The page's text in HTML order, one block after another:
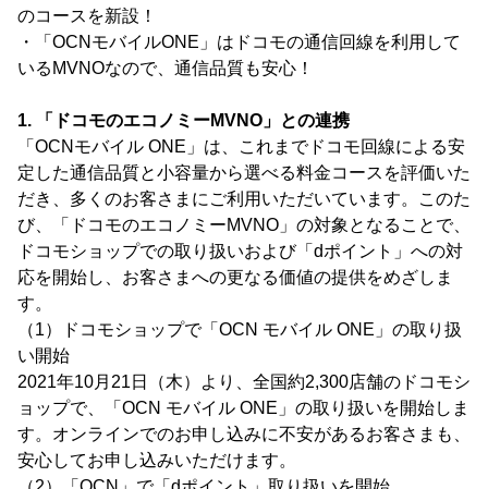
のコースを新設！
・「OCNモバイルONE」はドコモの通信回線を利用して
いるMVNOなので、通信品質も安心！
1. 「ドコモのエコノミーMVNO」との連携
「OCNモバイル ONE」は、これまでドコモ回線による安
定した通信品質と小容量から選べる料金コースを評価いた
だき、多くのお客さまにご利用いただいています。このた
び、「ドコモのエコノミーMVNO」の対象となることで、
ドコモショップでの取り扱いおよび「dポイント」への対
応を開始し、お客さまへの更なる価値の提供をめざしま
す。
（1）ドコモショップで「OCN モバイル ONE」の取り扱
い開始
2021年10月21日（木）より、全国約2,300店舗のドコモシ
ョップで、「OCN モバイル ONE」の取り扱いを開始しま
す。オンラインでのお申し込みに不安があるお客さまも、
安心してお申し込みいただけます。